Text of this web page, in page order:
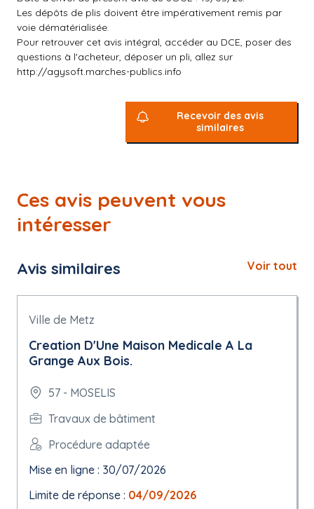
Les dépôts de plis doivent être impérativement remis par
voie dématérialisée.
Pour retrouver cet avis intégral, accéder au DCE, poser des
questions à l'acheteur, déposer un pli, allez sur
http://agysoft.marches-publics.info
Recevoir des avis
similaires
Ces avis peuvent vous
intéresser
Avis similaires Voir tout
Ville de Metz
Creation D'Une Maison Medicale A La
Grange Aux Bois.
57 - MOSELIS
Travaux de bâtiment
Procédure adaptée
Mise en ligne : 30/07/2026
Limite de réponse : 04/09/2026